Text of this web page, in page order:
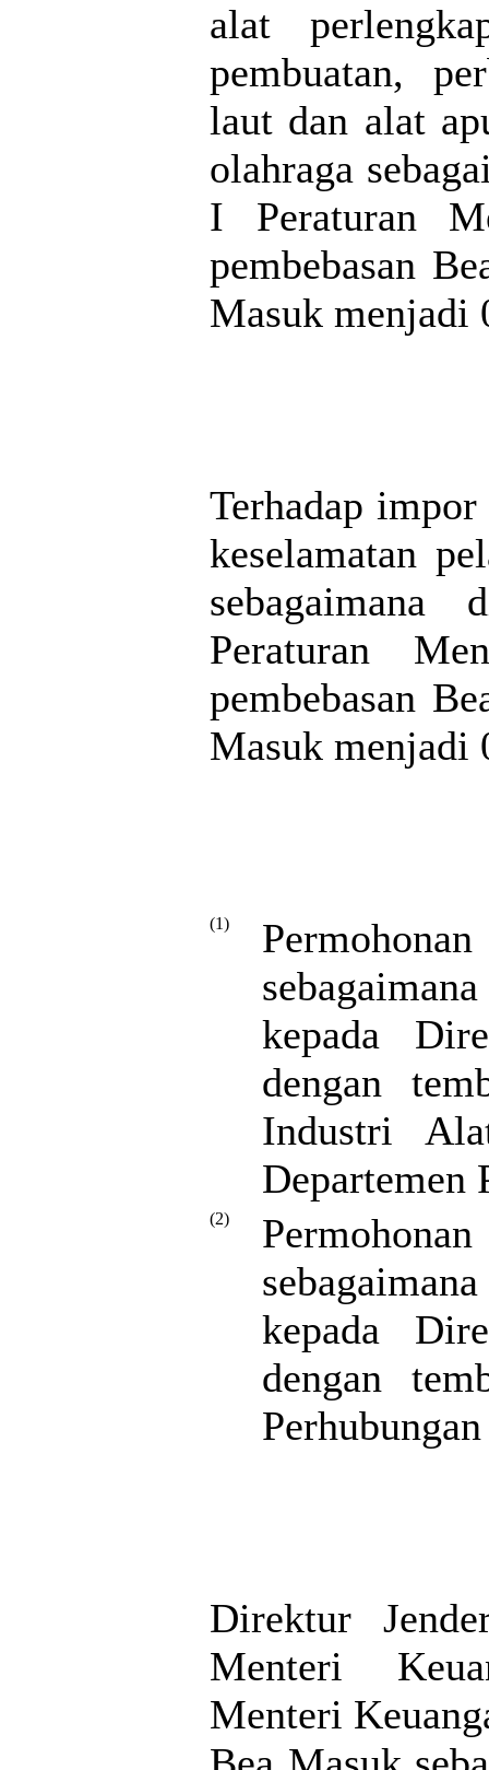
alat
pembuatan,
laut dan alat
olahraga
I Peraturan
pembebasan
Masuk menjadi
Terhadap
keselamatan
Peraturan
pembebasan
Masuk menjadi
(1)
kepada
dengan
Industri
Departemen
(2)
kepada
dengan
Direktur
Menteri
Menteri